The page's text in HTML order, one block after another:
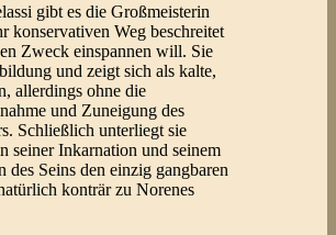
gibt es die Großmeisterin
konservativen Weg beschreitet
Zweck einspannen will. Sie
und zeigt sich als kalte,
allerdings ohne die
und Zuneigung des
Schließlich unterliegt sie
seiner Inkarnation und seinem
des Seins den einzig gangbaren
konträr zu Norenes